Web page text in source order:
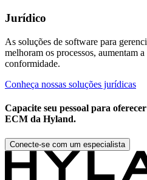
Jurídico
As soluções de software para
melhoram os processos, aumentam
conformidade.
Conheça nossas soluções jurídicas
Capacite seu pessoal para
ECM da Hyland.
Conecte-se com um especialista